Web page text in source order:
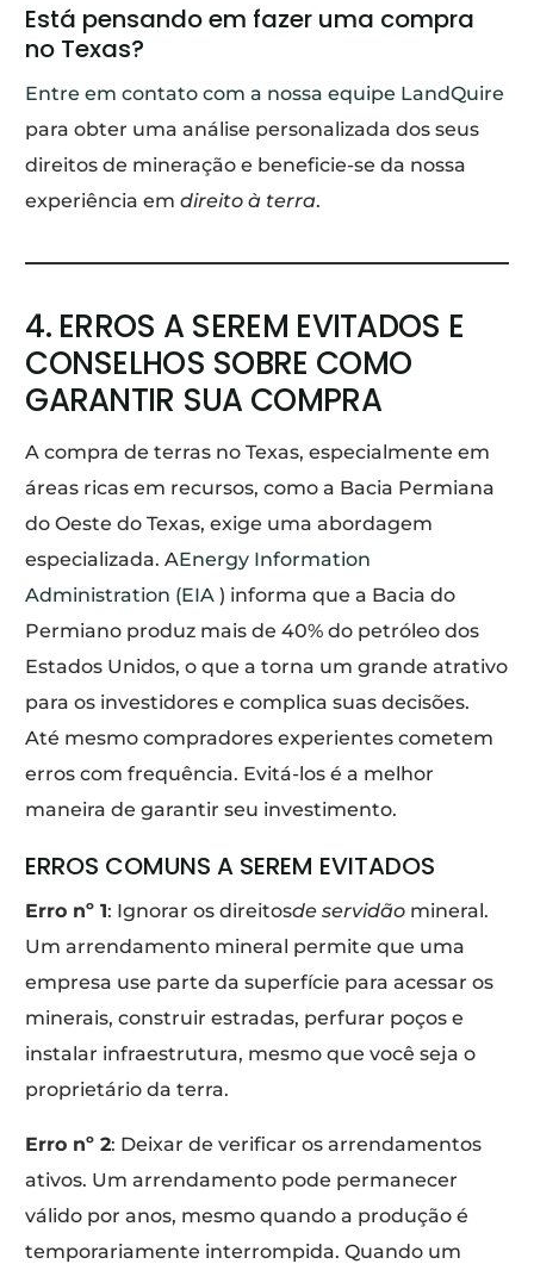
Está pensando em fazer uma compra
no Texas?
Entre em contato com a nossa equipe LandQuire
para obter uma análise personalizada dos seus
direitos de mineração e beneficie-se da nossa
experiência emdireito à terra.
4. ERROS A SEREM EVITADOS E
CONSELHOS SOBRE COMO
GARANTIR SUA COMPRA
A compra de terras no Texas, especialmente em
áreas ricas em recursos, como a Bacia Permiana
do Oeste do Texas, exige uma abordagem
especializada. AEnergy Information
Administration (EIA ) informa que a Bacia do
Permiano produz mais de 40% do petróleo dos
Estados Unidos, o que a torna um grande atrativo
para os investidores e complica suas decisões.
Até mesmo compradores experientes cometem
erros com frequência. Evitá-los é a melhor
maneira de garantir seu investimento.
ERROS COMUNS A SEREM EVITADOS
Erro nº 1: Ignorar os direitosde servidão mineral.
Um arrendamento mineral permite que uma
empresa use parte da superfície para acessar os
minerais, construir estradas, perfurar poços e
instalar infraestrutura, mesmo que você seja o
proprietário da terra.
Erro nº 2: Deixar de verificar os arrendamentos
ativos. Um arrendamento pode permanecer
válido por anos, mesmo quando a produção é
temporariamente interrompida. Quando um